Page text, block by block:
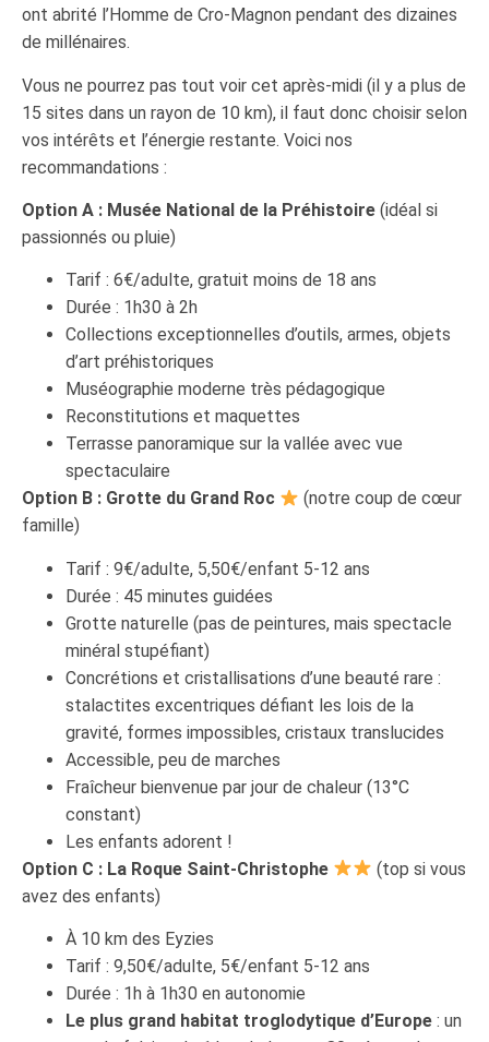
ont abrité l’Homme de Cro-Magnon pendant des dizaines
de millénaires.
Vous ne pourrez pas tout voir cet après-midi (il y a plus de
15 sites dans un rayon de 10 km), il faut donc choisir selon
vos intérêts et l’énergie restante. Voici nos
recommandations :
Option A : Musée National de la Préhistoire (idéal si
passionnés ou pluie)
Tarif : 6€/adulte, gratuit moins de 18 ans
Durée : 1h30 à 2h
Collections exceptionnelles d’outils, armes, objets
d’art préhistoriques
Muséographie moderne très pédagogique
Reconstitutions et maquettes
Terrasse panoramique sur la vallée avec vue
spectaculaire
Option B : Grotte du Grand Roc
(notre coup de cœur
famille)
Tarif : 9€/adulte, 5,50€/enfant 5-12 ans
Durée : 45 minutes guidées
Grotte naturelle (pas de peintures, mais spectacle
minéral stupéfiant)
Concrétions et cristallisations d’une beauté rare :
stalactites excentriques défiant les lois de la
gravité, formes impossibles, cristaux translucides
Accessible, peu de marches
Fraîcheur bienvenue par jour de chaleur (13°C
constant)
Les enfants adorent !
Option C : La Roque Saint-Christophe
(top si vous
avez des enfants)
À 10 km des Eyzies
Tarif : 9,50€/adulte, 5€/enfant 5-12 ans
Durée : 1h à 1h30 en autonomie
Le plus grand habitat troglodytique d’Europe : un